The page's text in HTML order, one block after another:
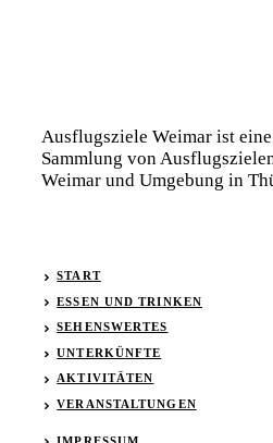
Ausflugsziele Weimar ist
Sammlung von
Weimar und Umgebung in
START
ESSEN UND TRINKEN
SEHENSWERTES
UNTERKÜNFTE
AKTIVITÄTEN
VERANSTALTUNGEN